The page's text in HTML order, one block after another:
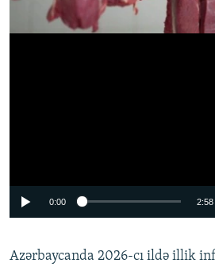
0:00 2:58
Azərbaycanda 2026-cı ildə illik